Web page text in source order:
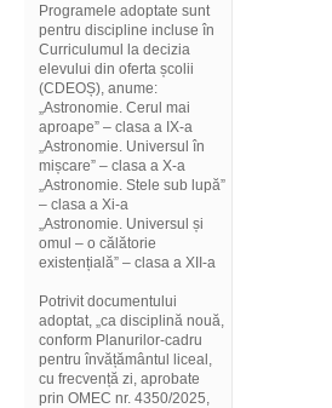
Programele adoptate sunt
pentru discipline incluse în
Curriculumul la decizia
elevului din oferta școlii
(CDEOȘ), anume:
„Astronomie. Cerul mai
aproape” – clasa a IX-a
„Astronomie. Universul în
mișcare” – clasa a X-a
„Astronomie. Stele sub lupă”
– clasa a Xi-a
„Astronomie. Universul și
omul – o călătorie
existențială” – clasa a XII-a
Potrivit documentului
adoptat, „ca disciplină nouă,
conform Planurilor-cadru
pentru învățământul liceal,
cu frecvență zi, aprobate
prin OMEC nr. 4350/2025,